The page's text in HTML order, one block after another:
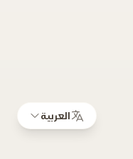
العربية